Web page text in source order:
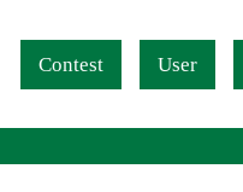
Contest
User